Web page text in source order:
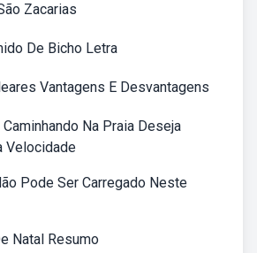
Zacarias
De Bicho Letra
Vantagens E Desvantagens
Na Praia Deseja
Velocidade
Pode Ser Carregado Neste
Natal Resumo